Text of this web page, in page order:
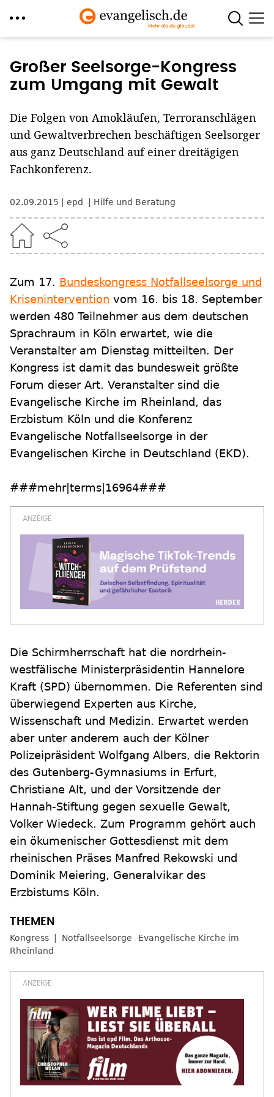
zum
Inhalt
Großer Seelsorge-Kongress
zum Umgang mit Gewalt
Die Folgen von Amokläufen, Terroranschlägen
und Gewaltverbrechen beschäftigen Seelsorger
aus ganz Deutschland auf einer dreitägigen
Fachkonferenz.
02.09.2015 epd Hilfe und Beratung
Zum 17. Bundeskongress Notfallseelsorge und
Krisenintervention vom 16. bis 18. September
werden 480 Teilnehmer aus dem deutschen
Sprachraum in Köln erwartet, wie die
Veranstalter am Dienstag mitteilten. Der
Kongress ist damit das bundesweit größte
Forum dieser Art. Veranstalter sind die
Evangelische Kirche im Rheinland, das
Erzbistum Köln und die Konferenz
Evangelische Notfallseelsorge in der
Evangelischen Kirche in Deutschland (EKD).
###mehr|terms|16964###
Die Schirmherrschaft hat die nordrhein-
westfälische Ministerpräsidentin Hannelore
Kraft (SPD) übernommen. Die Referenten sind
überwiegend Experten aus Kirche,
Wissenschaft und Medizin. Erwartet werden
aber unter anderem auch der Kölner
Polizeipräsident Wolfgang Albers, die Rektorin
des Gutenberg-Gymnasiums in Erfurt,
Christiane Alt, und der Vorsitzende der
Hannah-Stiftung gegen sexuelle Gewalt,
Volker Wiedeck. Zum Programm gehört auch
ein ökumenischer Gottesdienst mit dem
rheinischen Präses Manfred Rekowski und
Dominik Meiering, Generalvikar des
Erzbistums Köln.
Kongress Notfallseelsorge
Evangelische Kirche im
Rheinland